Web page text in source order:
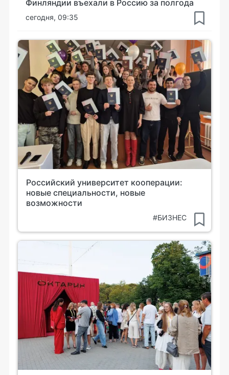
Финляндии въехали в Россию за полгода
сегодня, 09:35
Российский университет кооперации:
новые специальности, новые
возможности
#БИЗНЕС